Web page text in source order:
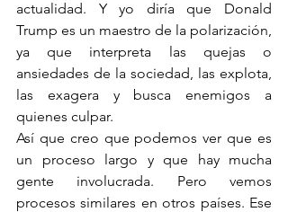
actualidad. Y yo diría que Donald
Trump es un maestro de la polarización,
ya que interpreta las quejas o
ansiedades de la sociedad, las explota,
las exagera y busca enemigos a
quienes culpar.
Así que creo que podemos ver que es
un proceso largo y que hay mucha
gente involucrada. Pero vemos
procesos similares en otros países. Ese